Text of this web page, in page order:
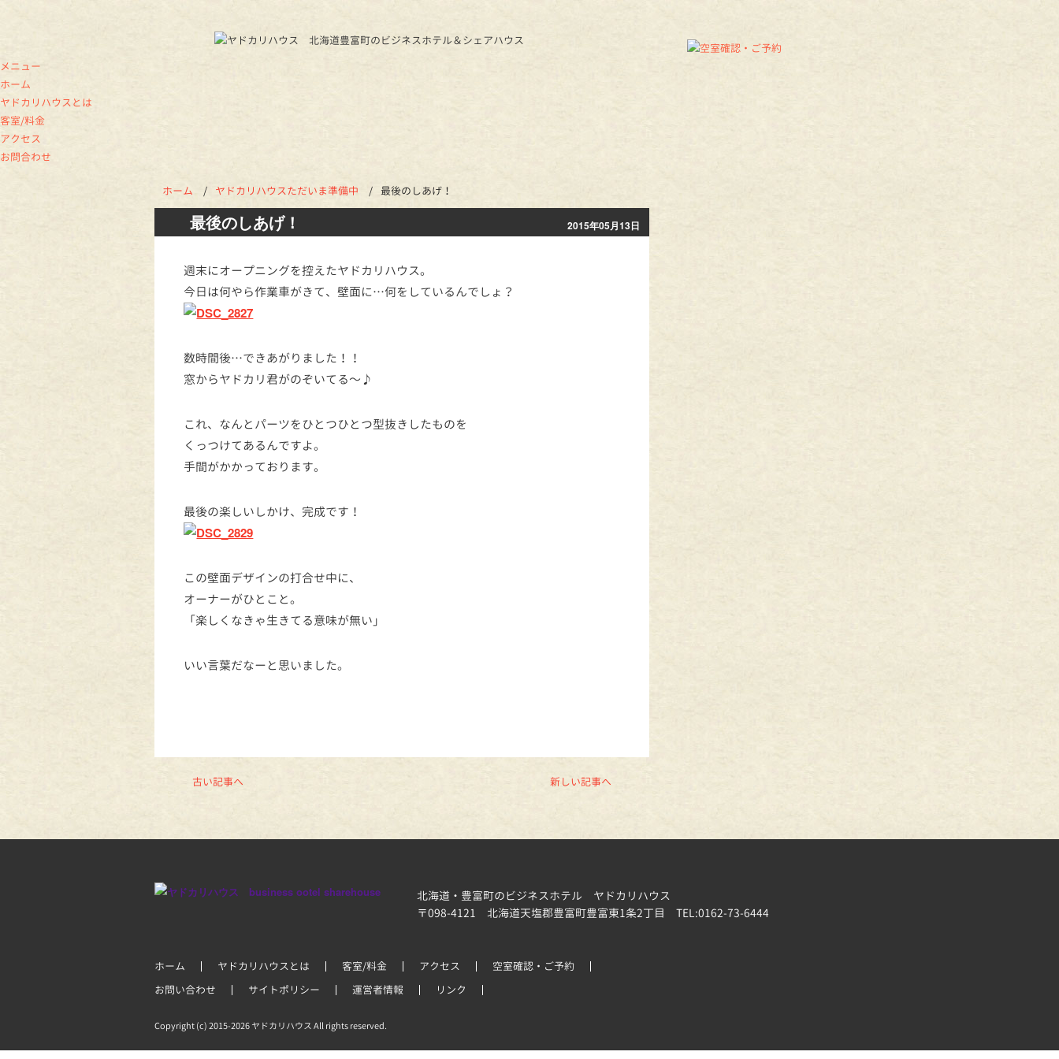
メニュー
ホーム
ヤドカリハウスとは
客室/料金
アクセス
お問合わせ
ホーム / ヤドカリハウスただいま準備中 / 最後のしあげ！
最後のしあげ！ 2015年05月13日
週末にオープニングを控えたヤドカリハウス。
今日は何やら作業車がきて、壁面に…何をしているんでしょ？
数時間後…できあがりました！！
窓からヤドカリ君がのぞいてる〜♪
これ、なんとパーツをひとつひとつ型抜きしたものを
くっつけてあるんですよ。
手間がかかっております。
最後の楽しいしかけ、完成です！
この壁面デザインの打合せ中に、
オーナーがひとこと。
「楽しくなきゃ生きてる意味が無い」
いい言葉だなーと思いました。
古い記事へ 新しい記事へ
北海道・豊富町のビジネスホテル ヤドカリハウス
〒098-4121 北海道天塩郡豊富町豊富東1条2丁目TEL:0162-73-6444
ホーム ヤドカリハウスとは 客室/料金 アクセス
空室確認・ご予約
お問い合わせ
サイトポリシー 運営者情報 リンク
Copyright (c) 2015-2026 ヤドカリハウス All rights reserved.